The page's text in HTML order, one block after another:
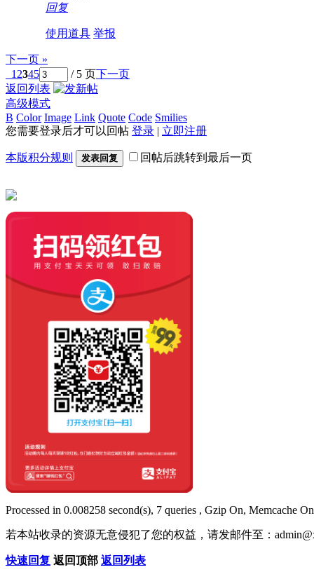
回复
使用道具 举报
下一页 »
1 2345 / 5 页下一页
返回列表
高级模式
B Color Image Link Quote Code Smilies
您需要登录后才可以回帖 登录 | 立即注册
本版积分规则 发表回复 回帖后跳转到最后一页
Processed in 0.008258 second(s), 7 queries , Gzip On, Memcache
若本站收录的资源无意侵犯了您的权益，请发邮件至：
快速回复 返回顶部 返回列表